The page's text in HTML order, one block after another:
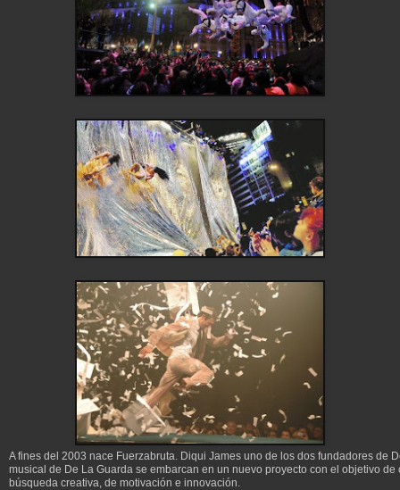
A fines del 2003 nace Fuerzabruta. Diqui James uno de los dos fundadores de
musical de De La Guarda se embarcan en un nuevo proyecto con el objetivo
búsqueda creativa, de motivación e innovación.